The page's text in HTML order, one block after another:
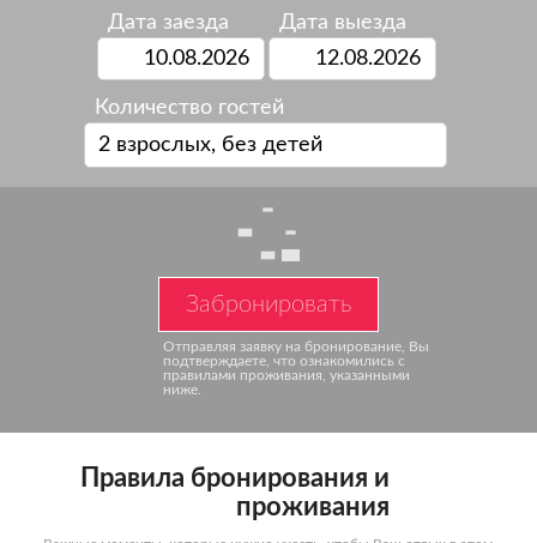
Дата заезда Дата выезда
Количество гостей
2 взрослых, без детей
Забронировать
Отправляя заявку на бронирование, Вы
подтверждаете, что ознакомились с
правилами проживания, указанными
ниже.
Правила бронирования и
проживания